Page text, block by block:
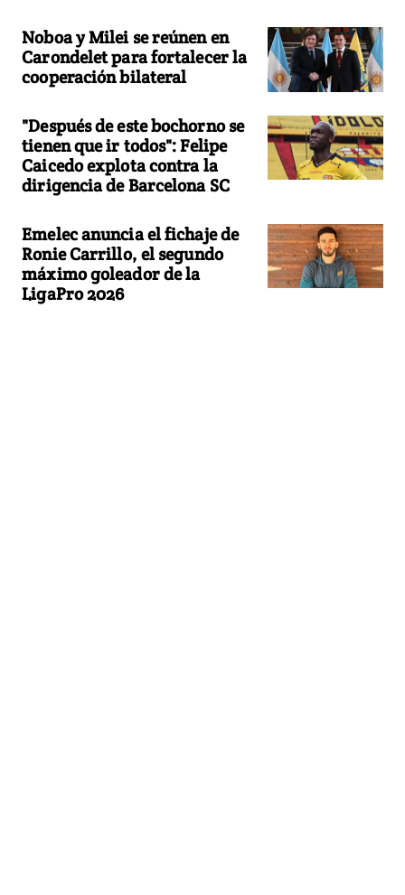
Noboa y Milei se reúnen en
Carondelet para fortalecer la
cooperación bilateral
"Después de este bochorno se
tienen que ir todos": Felipe
Caicedo explota contra la
dirigencia de Barcelona SC
Emelec anuncia el fichaje de
Ronie Carrillo, el segundo
máximo goleador de la
LigaPro 2026